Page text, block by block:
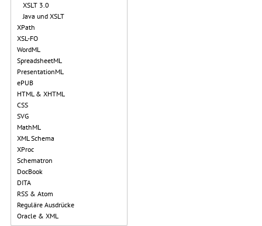
XSLT 3.0
Java und XSLT
XPath
XSL-FO
WordML
SpreadsheetML
PresentationML
ePUB
HTML & XHTML
CSS
SVG
MathML
XML Schema
XProc
Schematron
DocBook
DITA
RSS & Atom
Reguläre Ausdrücke
Oracle & XML